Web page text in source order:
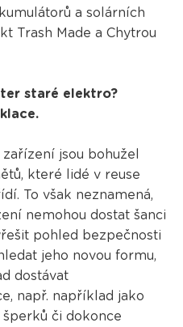
a solárních
Trash Made a Chytrou
staré elektro?
jsou bohužel
které lidé v reuse
To však neznamená,
nemohou dostat šanci
pohled bezpečnosti
jeho novou formu,
dostávat
např. například jako
či dokonce